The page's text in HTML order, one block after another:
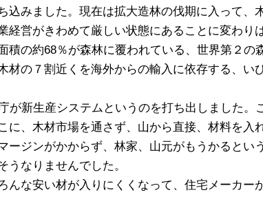
込みました。現在は拡大造林の伐期に入って、
経営がきわめて厳しい状態にあることに変わり
積の約68％が森林に覆われている、世界第２の
材の７割近くを海外からの輸入に依存する、い
が新生産システムというのを打ち出しました。
に、木材市場を通さず、山から直接、材料を入
ージンがかからず、林家、山元がもうかるとい
うなりませんでした。
んな安い材が入りにくくなって、住宅メーカー